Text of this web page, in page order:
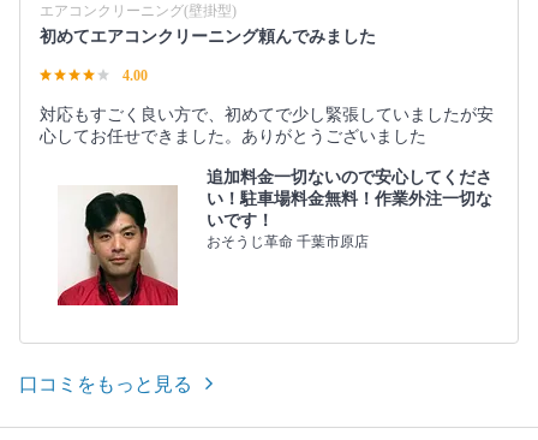
エアコンクリーニング(壁掛型)
初めてエアコンクリーニング頼んでみました
4.00
対応もすごく良い方で、初めてで少し緊張していましたが安
心してお任せできました。ありがとうございました
追加料金一切ないので安心してくださ
い！駐車場料金無料！作業外注一切な
いです！
おそうじ革命 千葉市原店
口コミをもっと見る